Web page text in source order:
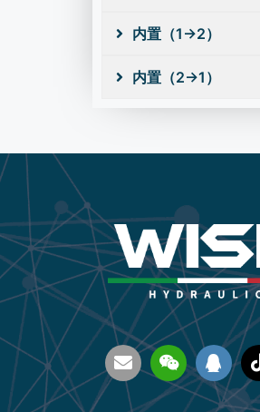
内置（1→2）
内置（2→1）